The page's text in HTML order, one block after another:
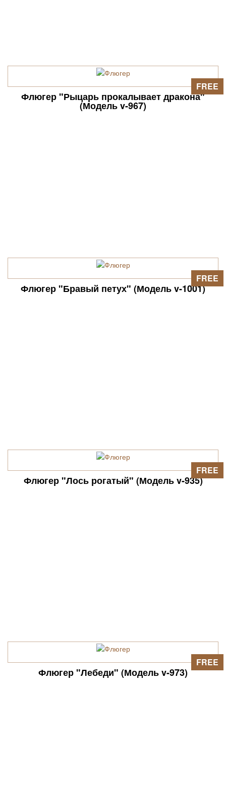
Флюгер "Рыцарь прокалывает дракона"
(Модель v-967)
FREE
Флюгер "Бравый петух" (Модель v-1001)
FREE
Флюгер "Лось рогатый" (Модель v-935)
FREE
Флюгер "Лебеди" (Модель v-973)
FREE